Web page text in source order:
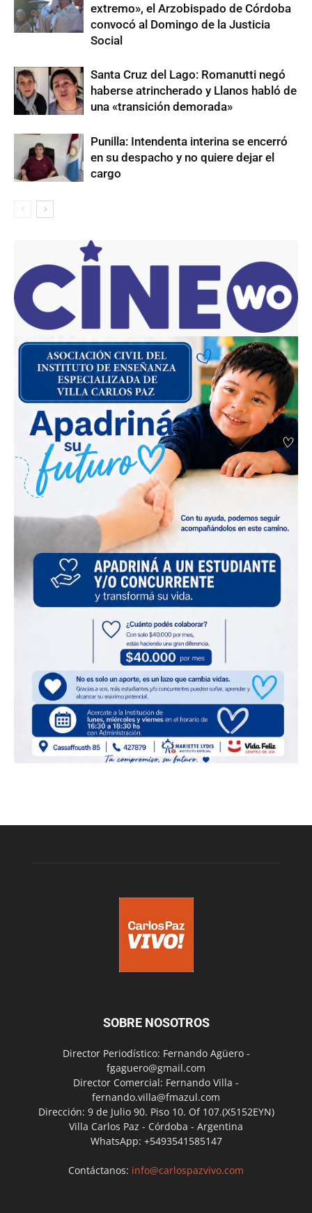
extremo», el Arzobispado de Córdoba
convocó al Domingo de la Justicia
Social
Santa Cruz del Lago: Romanutti negó
haberse atrincherado y Llanos habló de
una «transición demorada»
Punilla: Intendenta interina se encerró
en su despacho y no quiere dejar el
cargo
SOBRE NOSOTROS
Director Periodístico: Fernando Agüero -
fgaguero@gmail.com
Director Comercial: Fernando Villa -
fernando.villa@fmazul.com
Dirección: 9 de Julio 90. Piso 10. Of 107.(X5152EYN)
Villa Carlos Paz - Córdoba - Argentina
WhatsApp: +5493541585147
Contáctanos: info@carlospazvivo.com